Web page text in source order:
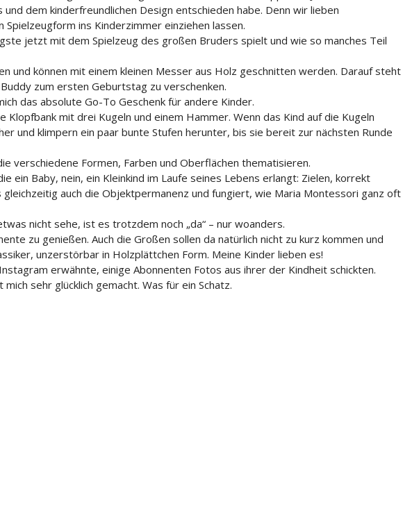
dem kinderfreundlichen Design entschieden habe. Denn wir lieben
ins Kinderzimmer einziehen lassen.
jetzt mit dem Spielzeug des großen Bruders spielt und wie so manches Teil
und können mit einem kleinen Messer aus Holz geschnitten werden. Darauf steht
zum ersten Geburtstag zu verschenken.
das absolute Go-To Geschenk für andere Kinder.
mit drei Kugeln und einem Hammer. Wenn das Kind auf die Kugeln
und klimpern ein paar bunte Stufen herunter, bis sie bereit zur nächsten Runde
verschiedene Formen, Farben und Oberflächen thematisieren.
ein Baby, nein, ein Kleinkind im Laufe seines Lebens erlangt: Zielen, korrekt
auch die Objektpermanenz und fungiert, wie Maria Montessori ganz oft
nicht sehe, ist es trotzdem noch „da“ – nur woanders.
zu genießen. Auch die Großen sollen da natürlich nicht zu kurz kommen und
unzerstörbar in Holzplättchen Form. Meine Kinder lieben es!
erwähnte, einige Abonnenten Fotos aus ihrer der Kindheit schickten.
sehr glücklich gemacht. Was für ein Schatz.